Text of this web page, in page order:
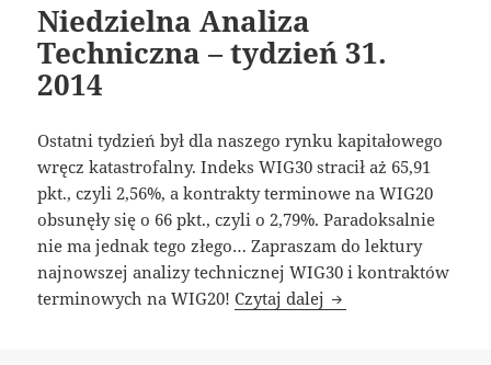
Niedzielna Analiza
Techniczna – tydzień 31.
2014
Ostatni tydzień był dla naszego rynku kapitałowego
wręcz katastrofalny. Indeks WIG30 stracił aż 65,91
pkt., czyli 2,56%, a kontrakty terminowe na WIG20
obsunęły się o 66 pkt., czyli o 2,79%. Paradoksalnie
nie ma jednak tego złego… Zapraszam do lektury
najnowszej analizy technicznej WIG30 i kontraktów
terminowych na WIG20!Czytaj dalej Niedzielna Analiza